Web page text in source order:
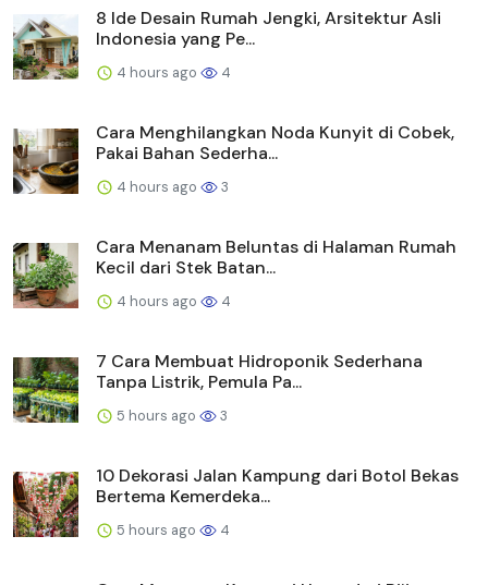
8 Ide Desain Rumah Jengki, Arsitektur Asli
Indonesia yang Pe...
4 hours ago 4
Cara Menghilangkan Noda Kunyit di Cobek,
Pakai Bahan Sederha...
4 hours ago 3
Cara Menanam Beluntas di Halaman Rumah
Kecil dari Stek Batan...
4 hours ago 4
7 Cara Membuat Hidroponik Sederhana
Tanpa Listrik, Pemula Pa...
5 hours ago 3
10 Dekorasi Jalan Kampung dari Botol Bekas
Bertema Kemerdeka...
5 hours ago 4